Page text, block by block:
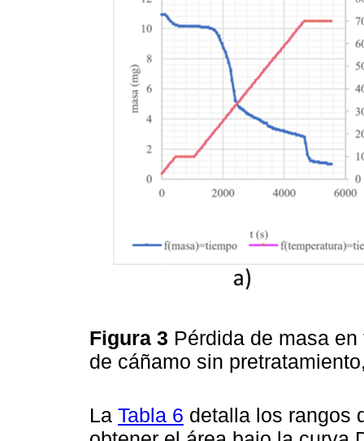
Figura 3 Pérdida de masa
de cáñamo sin
La Tabla 6 detalla los rangos